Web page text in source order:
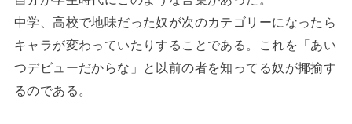
中学、高校で地味だった奴が次のカテゴリーになったら
キャラが変わっていたりすることである。これを「あい
つデビューだからな」と以前の者を知ってる奴が揶揄す
るのである。